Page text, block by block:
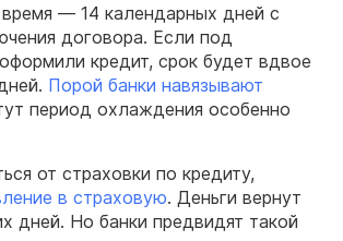
— 14 календарных дней с
договора. Если под
кредит, срок будет вдвое
Порой банки навязывают
период охлаждения особенно
от страховки по кредиту,
в страховую. Деньги вернут
дней. Но банки предвидят такой